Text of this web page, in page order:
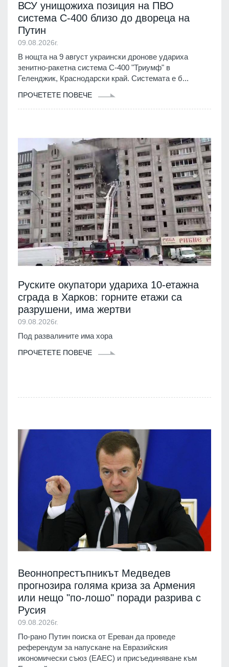
ВСУ унищожиха позиция на ПВО
система С-400 близо до двореца на
Путин
09.08.2026г.
В нощта на 9 август украински дронове удариха
зенитно-ракетна система С-400 "Триумф" в
Геленджик, Краснодарски край. Системата е б...
ПРОЧЕТЕТЕ ПОВЕЧЕ
Руските окупатори удариха 10-етажна
сграда в Харков: горните етажи са
разрушени, има жертви
09.08.2026г.
Под развалините има хора
ПРОЧЕТЕТЕ ПОВЕЧЕ
Веоннопрестъпникът Медведев
прогнозира голяма криза за Армения
или нещо "по-лошо" поради разрива с
Русия
09.08.2026г.
По-рано Путин поиска от Ереван да проведе
референдум за напускане на Евразийския
икономически съюз (ЕАЕС) и присъединяване към